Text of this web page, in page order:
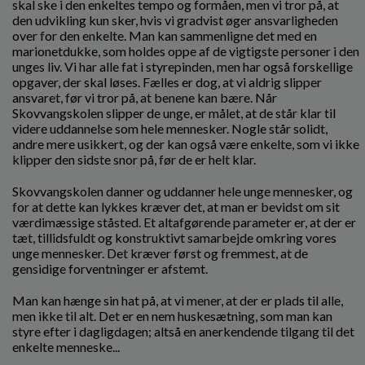
skal ske i den enkeltes tempo og formåen, men vi tror på, at
den udvikling kun sker, hvis vi gradvist øger ansvarligheden
over for den enkelte. Man kan sammenligne det med en
marionetdukke, som holdes oppe af de vigtigste personer i den
unges liv. Vi har alle fat i styrepinden, men har også forskellige
opgaver, der skal løses. Fælles er dog, at vi aldrig slipper
ansvaret, før vi tror på, at benene kan bære. Når
Skovvangskolen slipper de unge, er målet, at de står klar til
videre uddannelse som hele mennesker. Nogle står solidt,
andre mere usikkert, og der kan også være enkelte, som vi ikke
klipper den sidste snor på, før de er helt klar.
Skovvangskolen danner og uddanner hele unge mennesker, og
for at dette kan lykkes kræver det, at man er bevidst om sit
værdimæssige ståsted. Et altafgørende parameter er, at der er
tæt, tillidsfuldt og konstruktivt samarbejde omkring vores
unge mennesker. Det kræver først og fremmest, at de
gensidige forventninger er afstemt.
Man kan hænge sin hat på, at vi mener, at der er plads til alle,
men ikke til alt. Det er en nem huskesætning, som man kan
styre efter i dagligdagen; altså en anerkendende tilgang til det
enkelte menneske...